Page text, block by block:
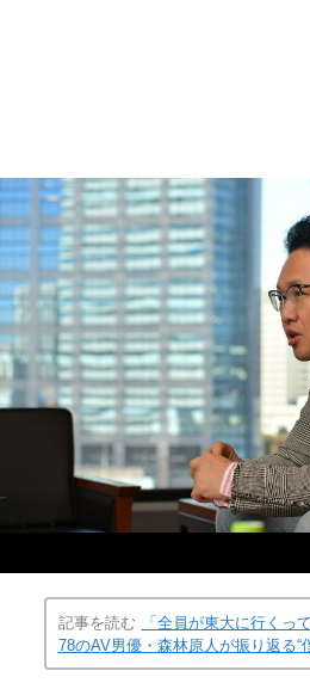
記事を読む
「全員が東大に行くっ
78のAV男優・森林原人が振り返る“